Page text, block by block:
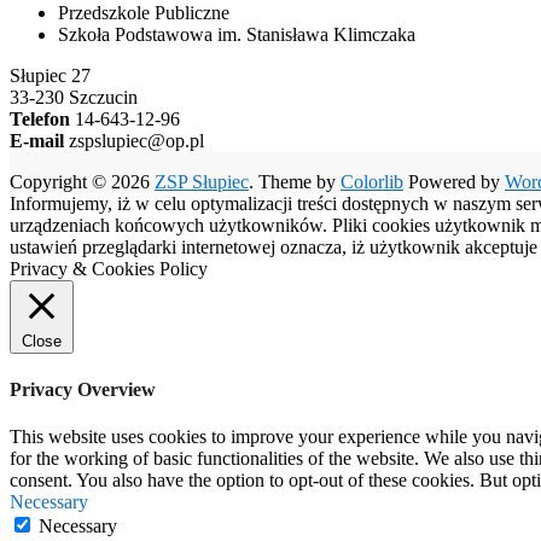
Przedszkole Publiczne
Szkoła Podstawowa im. Stanisława Klimczaka
Słupiec 27
33-230 Szczucin
Telefon 14-643-12-96
E-mail zspslupiec@op.pl
Copyright © 2026 ZSP Słupiec. Theme by Colorlib Powered by
Informujemy, iż w celu optymalizacji treści dostępnych w naszym
urządzeniach końcowych użytkowników. Pliki cookies użytkownik
ustawień przeglądarki internetowej oznacza, iż użytkownik
Privacy & Cookies Policy
Close
Privacy Overview
This website uses cookies to improve your experience while you
for the working of basic functionalities of the website. We also use
consent. You also have the option to opt-out of these cookies. But
Necessary
Necessary